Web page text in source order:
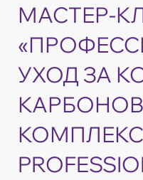
МАСТЕР-
УХОД ЗА
КОМПЛЕКС